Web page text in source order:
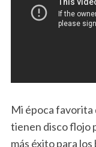
Mi época favorita
tienen disco flojo
más éxito para